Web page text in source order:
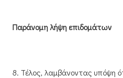
Παράνομη λήψη επιδομάτων
8. Τέλος, λαμβάνοντας υπόψη